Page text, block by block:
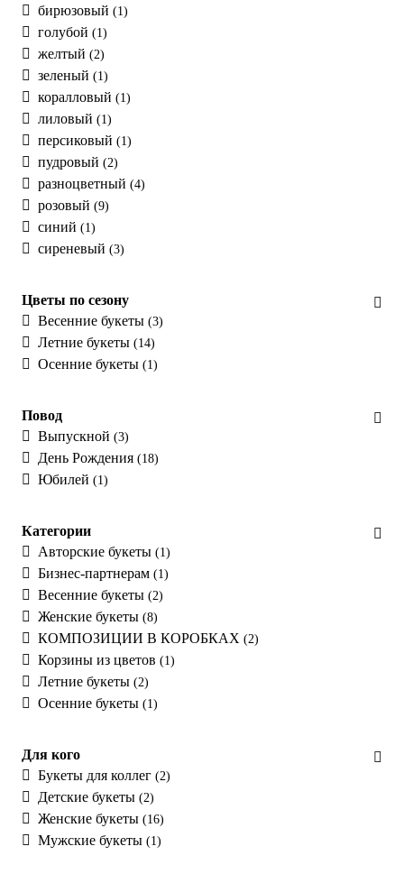
бирюзовый (1)
голубой (1)
желтый (2)
зеленый (1)
коралловый (1)
лиловый (1)
персиковый (1)
пудровый (2)
разноцветный (4)
розовый (9)
синий (1)
сиреневый (3)
Цветы по сезону
Весенние букеты (3)
Летние букеты (14)
Осенние букеты (1)
Повод
Выпускной (3)
День Рождения (18)
Юбилей (1)
Категории
Авторские букеты (1)
Бизнес-партнерам (1)
Весенние букеты (2)
Женские букеты (8)
КОМПОЗИЦИИ В КОРОБКАХ (2)
Корзины из цветов (1)
Летние букеты (2)
Осенние букеты (1)
Для кого
Букеты для коллег (2)
Детские букеты (2)
Женские букеты (16)
Мужские букеты (1)